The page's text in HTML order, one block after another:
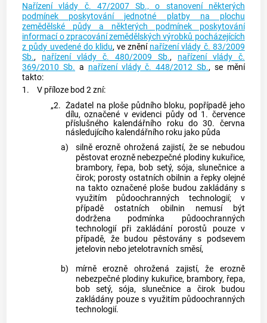
Nařízení vlády č. 47/2007 Sb., o stanovení některých
podmínek poskytování jednotné platby na plochu
zemědělské půdy a některých podmínek poskytování
informací o zpracování zemědělských výrobků pocházejících
z půdy uvedené do klidu, ve znění nařízení vlády č. 83/2009
Sb., nařízení vlády č. 480/2009 Sb., nařízení vlády č.
369/2010 Sb. a nařízení vlády č. 448/2012 Sb., se mění
takto:
1.
V příloze bod 2 zní:
„2. Žadatel na ploše půdního bloku, popřípadě jeho
dílu, označené v evidenci půdy od 1. července
příslušného kalendářního roku do 30. června
následujícího kalendářního roku jako půda
a)
silně erozně ohrožená zajistí, že se nebudou
pěstovat erozně nebezpečné plodiny kukuřice,
brambory, řepa, bob setý, sója, slunečnice a
čirok; porosty ostatních obilnin a řepky olejné
na takto označené ploše budou zakládány s
využitím půdoochranných technologií; v
případě ostatních obilnin nemusí být
dodržena podmínka půdoochranných
technologií při zakládání porostů pouze v
případě, že budou pěstovány s podsevem
jetelovin nebo jetelotravních směsí,
b)
mírně erozně ohrožená zajistí, že erozně
nebezpečné plodiny kukuřice, brambory, řepa,
bob setý, sója, slunečnice a čirok budou
zakládány pouze s využitím půdoochranných
technologií.